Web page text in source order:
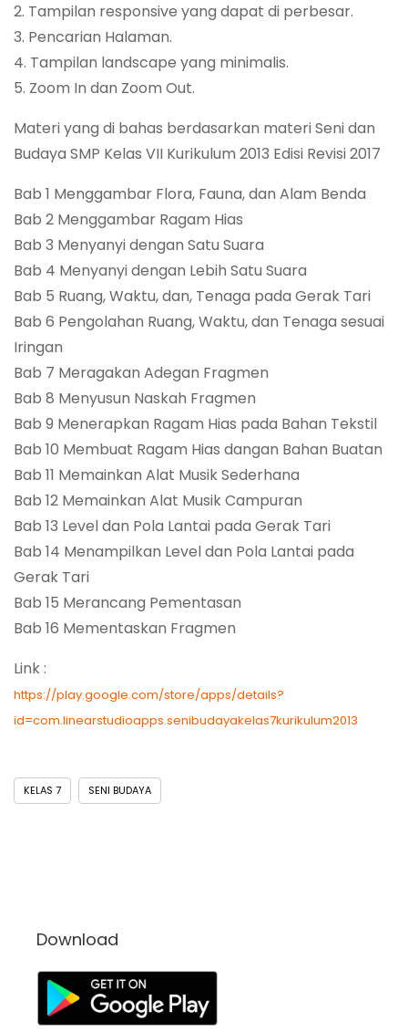
2. Tampilan responsive yang dapat di perbesar.
3. Pencarian Halaman.
4. Tampilan landscape yang minimalis.
5. Zoom In dan Zoom Out.
Materi yang di bahas berdasarkan materi Seni dan
Budaya SMP Kelas VII Kurikulum 2013 Edisi Revisi 2017
Bab 1 Menggambar Flora, Fauna, dan Alam Benda
Bab 2 Menggambar Ragam Hias
Bab 3 Menyanyi dengan Satu Suara
Bab 4 Menyanyi dengan Lebih Satu Suara
Bab 5 Ruang, Waktu, dan, Tenaga pada Gerak Tari
Bab 6 Pengolahan Ruang, Waktu, dan Tenaga sesuai
Iringan
Bab 7 Meragakan Adegan Fragmen
Bab 8 Menyusun Naskah Fragmen
Bab 9 Menerapkan Ragam Hias pada Bahan Tekstil
Bab 10 Membuat Ragam Hias dangan Bahan Buatan
Bab 11 Memainkan Alat Musik Sederhana
Bab 12 Memainkan Alat Musik Campuran
Bab 13 Level dan Pola Lantai pada Gerak Tari
Bab 14 Menampilkan Level dan Pola Lantai pada
Gerak Tari
Bab 15 Merancang Pementasan
Bab 16 Mementaskan Fragmen
Link :
https://play.google.com/store/apps/details?
id=com.linearstudioapps.senibudayakelas7kurikulum2013
KELAS 7 SENI BUDAYA
Download